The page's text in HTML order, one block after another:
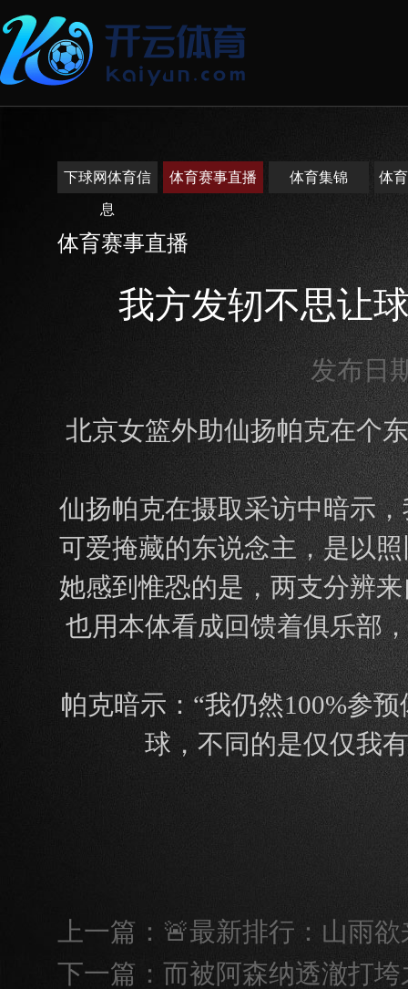
下球网体育信
息
体育赛事直播 体育集锦 体
体育赛事直播
我方发轫不思让
发布日
北京女篮外助仙扬帕克在个
仙扬帕克在摄取采访中暗示
可爱掩藏的东说念主，是以
她感到惟恐的是，两支分辨
也用本体看成回馈着俱乐部
帕克暗示：“我仍然100%参
球，不同的是仅仅我
上一篇： 🚨最新排行：山雨
下一篇： 而被阿森纳透澈打